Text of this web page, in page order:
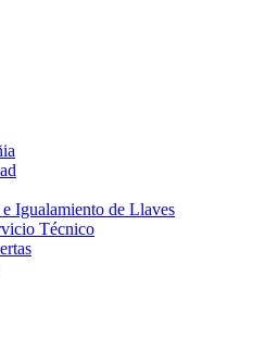
Igualamiento de Llaves
Técnico